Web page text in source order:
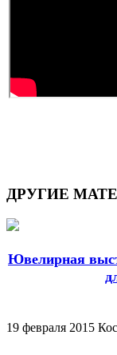
ДРУГИЕ
Ювелирная
19 февраля 2015